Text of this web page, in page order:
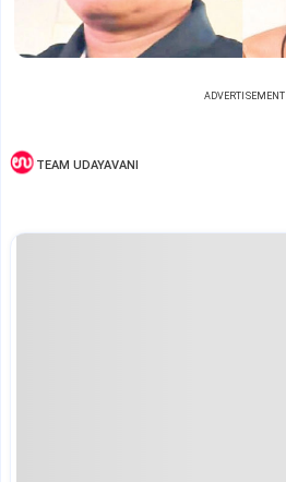
ADVERTISEMENT
TEAM UDAYAVANI